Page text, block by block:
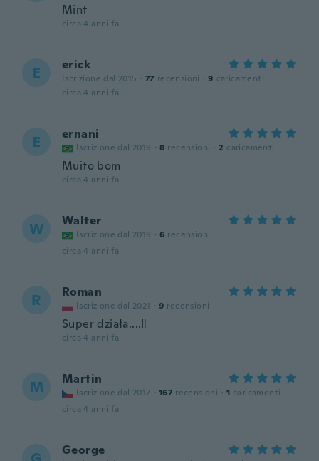
Mint
circa 4 anni fa
E erick
Iscrizione dal 2015 · 77 recensioni · 9 caricamenti
circa 4 anni fa
E ernani
Iscrizione dal 2019 · 8 recensioni · 2 caricamenti
Muito bom
circa 4 anni fa
W Walter
Iscrizione dal 2019 · 6 recensioni
circa 4 anni fa
R Roman
Iscrizione dal 2021 · 9 recensioni
Super działa....‼️
circa 4 anni fa
M Martin
Iscrizione dal 2017 · 167 recensioni · 1 caricamenti
circa 4 anni fa
George